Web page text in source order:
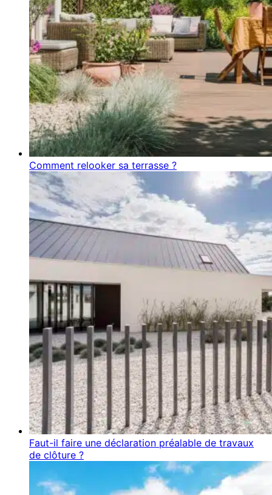
Comment relooker sa terrasse ?
Faut-il faire une déclaration préalable de travaux
de clôture ?